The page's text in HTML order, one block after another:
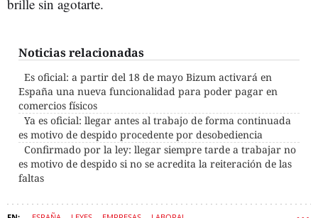
brille sin agotarte.
Noticias relacionadas
Es oficial: a partir del 18 de mayo Bizum activará en
España una nueva funcionalidad para poder pagar en
comercios físicos
Ya es oficial: llegar antes al trabajo de forma continuada
es motivo de despido procedente por desobediencia
Confirmado por la ley: llegar siempre tarde a trabajar no
es motivo de despido si no se acredita la reiteración de las
faltas